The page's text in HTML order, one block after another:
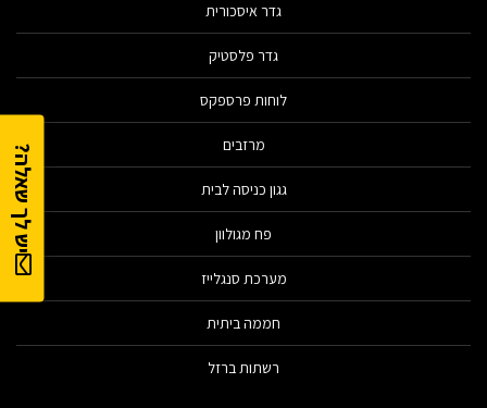
יש לך שאלה?
גדר איסכורית
גדר פלסטיק
לוחות פרספקס
מרזבים
גגון כניסה לבית
פח מגולוון
מערכת סנגלייז
חממה ביתית
רשתות ברזל